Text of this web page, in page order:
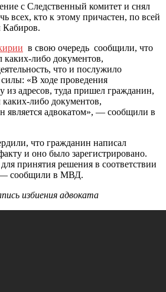
с Следственный комитет и снял
всех, кто к этому причастен, по всей
Кабиров.
в свою очередь сообщили, что
каких-либо документов,
что и послужило
«В ходе проведения
из адресов, туда пришел гражданин,
либо документов,
является адвокатом», — сообщили в
что гражданин написал
и оно было зарегистрировано.
принятия решения в соответствии
— сообщили в МВД.
избиения адвоката